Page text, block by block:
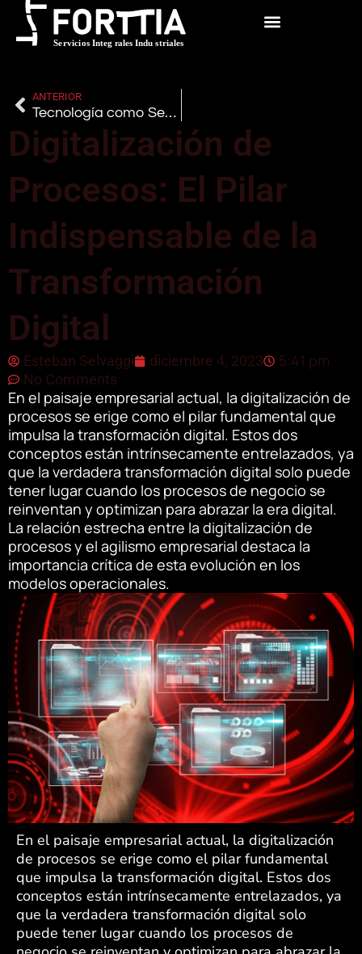
ANTERIOR
Tecnología como Servicio (TaaS): Optimizando Recursos para la Excelencia Empresarial
Digitalización de
Procesos: El Pilar
Indispensable de la
Transformación
Digital
Esteban Selvaggi diciembre 4, 2023 5:41 pm
No Comments
En el paisaje empresarial actual, la digitalización de
procesos se erige como el pilar fundamental que
impulsa la transformación digital. Estos dos
conceptos están intrínsecamente entrelazados, ya
que la verdadera transformación digital solo puede
tener lugar cuando los procesos de negocio se
reinventan y optimizan para abrazar la era digital.
La relación estrecha entre la digitalización de
procesos y el agilismo empresarial destaca la
importancia crítica de esta evolución en los
modelos operacionales.
En el paisaje empresarial actual, la digitalización
de procesos se erige como el pilar fundamental
que impulsa la transformación digital. Estos dos
conceptos están intrínsecamente entrelazados, ya
que la verdadera transformación digital solo
puede tener lugar cuando los procesos de